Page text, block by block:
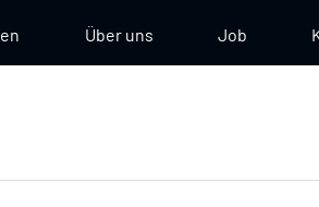
Über uns Job